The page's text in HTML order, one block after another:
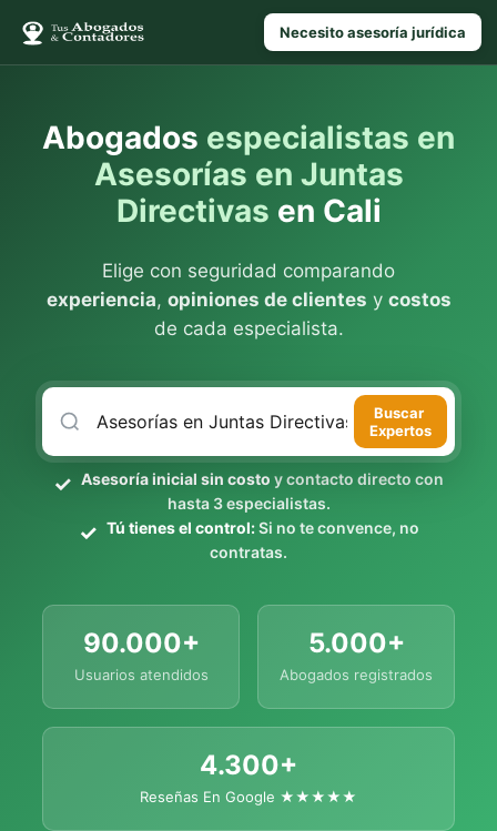
Necesito asesoría jurídica
Abogados especialistas en
Asesorías en Juntas
Directivas en Cali
Elige con seguridad comparando
experiencia, opiniones de clientes y costos
de cada especialista.
Buscar
Expertos
Asesoría inicial sin costo y contacto directo con
hasta 3 especialistas.
Tú tienes el control:Si no te convence, no
contratas.
90.000+
Usuarios atendidos
5.000+
Abogados registrados
4.300+
Reseñas En Google ★★★★★